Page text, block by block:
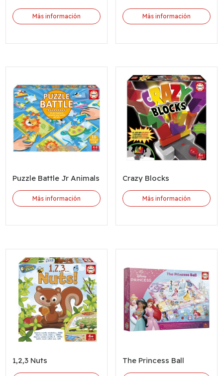
Más información Más información
Puzzle Battle Jr Animals
Más información
Crazy Blocks
Más información
1,2,3 Nuts The Princess Ball